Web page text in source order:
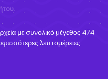
με συνολικό μέγεθος 474
λεπτομέρειες.